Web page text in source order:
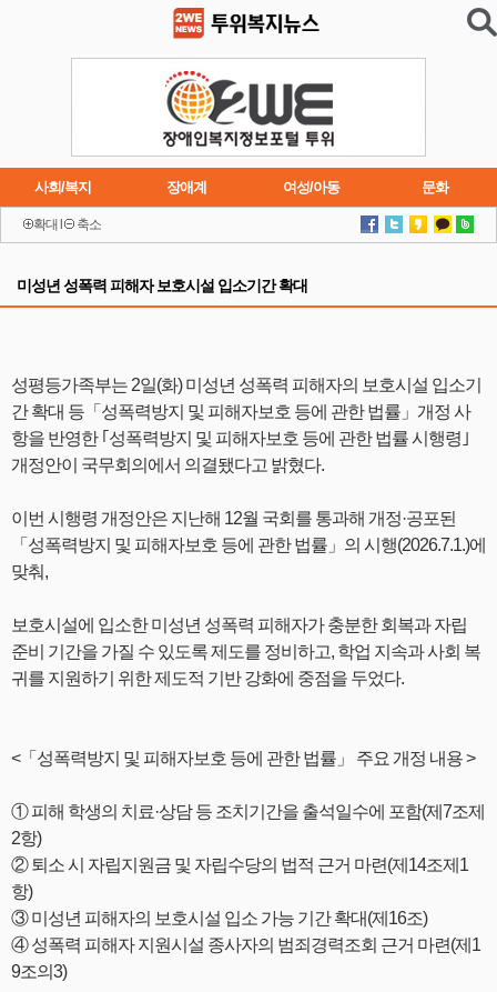
사회/복지 장애계 여성/아동 문화
이슈 연재소설
확대 축소
미성년 성폭력 피해자 보호시설 입소기간 확대
성평등가족부는 2일(화) 미성년 성폭력 피해자의 보호시설 입소기
간 확대 등「성폭력방지 및 피해자보호 등에 관한 법률」개정 사
항을 반영한 ｢성폭력방지 및 피해자보호 등에 관한 법률 시행령｣
개정안이 국무회의에서 의결됐다고 밝혔다.
이번 시행령 개정안은 지난해 12월 국회를 통과해 개정·공포된
「성폭력방지 및 피해자보호 등에 관한 법률」의 시행(2026.7.1.)에
맞춰,
보호시설에 입소한 미성년 성폭력 피해자가 충분한 회복과 자립
준비 기간을 가질 수 있도록 제도를 정비하고, 학업 지속과 사회 복
귀를 지원하기 위한 제도적 기반 강화에 중점을 두었다.
<「성폭력방지 및 피해자보호 등에 관한 법률」 주요 개정 내용 >
① 피해 학생의 치료·상담 등 조치기간을 출석일수에 포함(제7조제
2항)
② 퇴소 시 자립지원금 및 자립수당의 법적 근거 마련(제14조제1
항)
③ 미성년 피해자의 보호시설 입소 가능 기간 확대(제16조)
④ 성폭력 피해자 지원시설 종사자의 범죄경력조회 근거 마련(제1
9조의3)